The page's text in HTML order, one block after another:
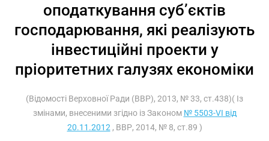
оподаткування суб’єктів
господарювання, які реалізують
інвестиційні проекти у
пріоритетних галузях економіки
(Відомості Верховної Ради (ВВР), 2013, № 33, ст.438)( Із
змінами, внесеними згідно із Законом № 5503-VI від
20.11.2012 , ВВР, 2014, № 8, ст.89 )